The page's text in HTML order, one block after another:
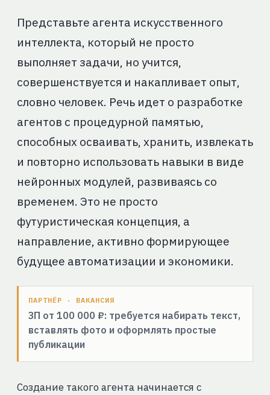
Представьте агента искусственного
интеллекта, который не просто
выполняет задачи, но учится,
совершенствуется и накапливает опыт,
словно человек. Речь идет о разработке
агентов с процедурной памятью,
способных осваивать, хранить, извлекать
и повторно использовать навыки в виде
нейронных модулей, развиваясь со
временем. Это не просто
футуристическая концепция, а
направление, активно формирующее
будущее автоматизации и экономики.
ПАРТНЁР · ВАКАНСИЯ
ЗП от 100 000 ₽: требуется набирать текст,
вставлять фото и оформлять простые
публикации
Создание такого агента начинается с